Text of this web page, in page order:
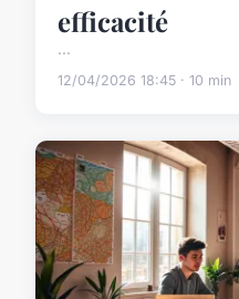
efficacité
...
12/04/2026 18:45 · 10 min